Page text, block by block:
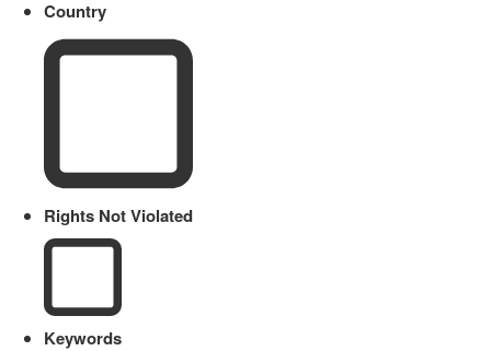
Country
Rights Not Violated
Keywords